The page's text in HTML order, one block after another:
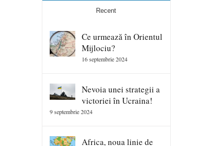
Recent
Ce urmează în Orientul
Mijlociu?
16 septembrie 2024
Nevoia unei strategii a
victoriei în Ucraina!
9 septembrie 2024
Africa, noua linie de